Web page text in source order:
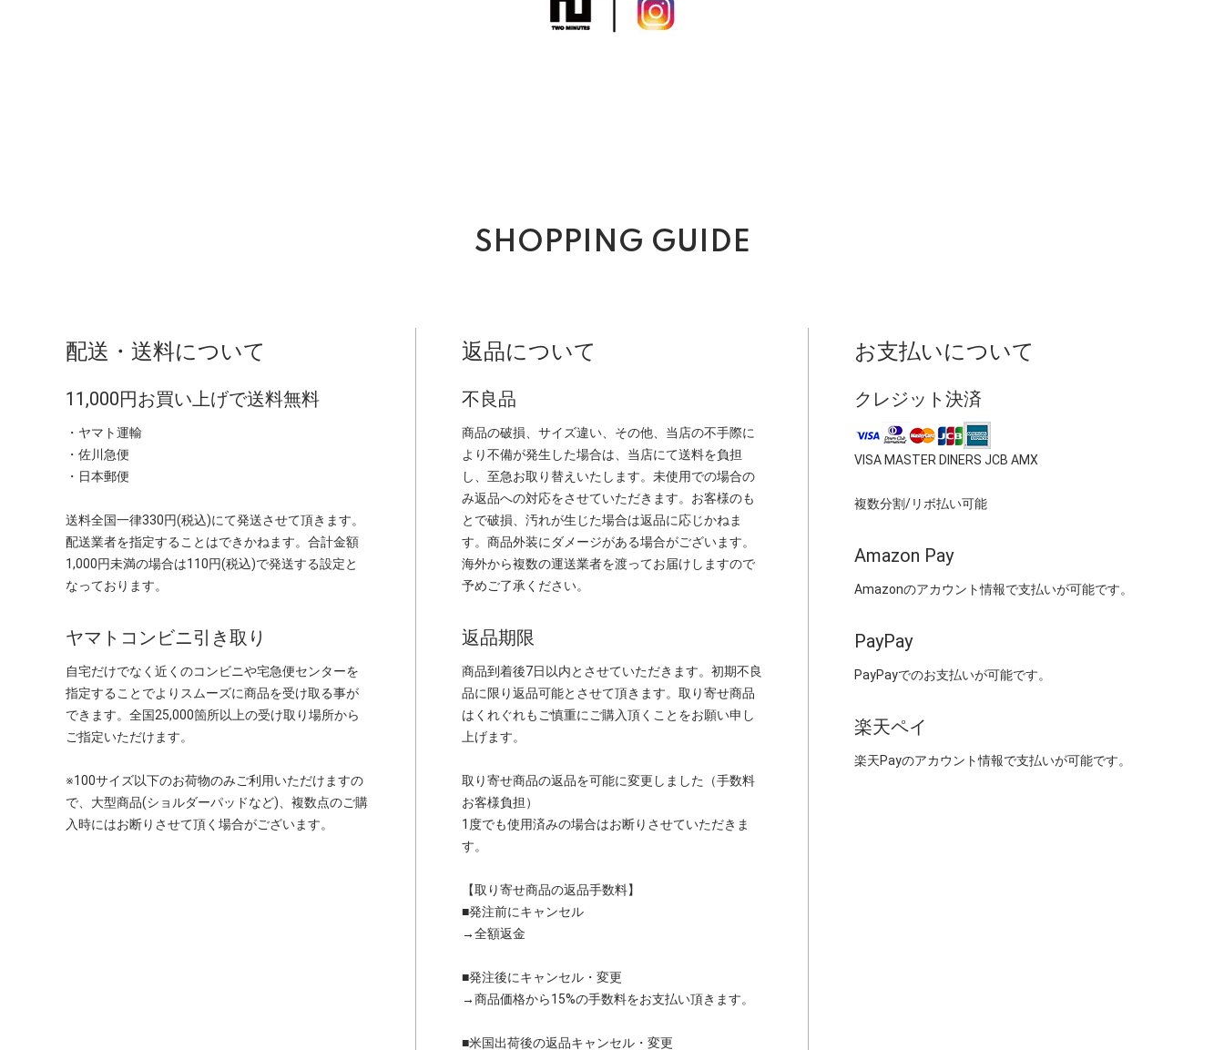
SHOPPING GUIDE
配送・送料について
11,000円お買い上げで送料無料
・ヤマト運輸
・佐川急便
・日本郵便
送料全国一律330円(税込)にて発送させて頂きます。
配送業者を指定することはできかねます。合計金額
1,000円未満の場合は110円(税込)で発送する設定と
なっております。
ヤマトコンビニ引き取り
自宅だけでなく近くのコンビニや宅急便センターを
指定することでよりスムーズに商品を受け取る事が
できます。全国25,000箇所以上の受け取り場所から
ご指定いただけます。
※100サイズ以下のお荷物のみご利用いただけますの
で、大型商品(ショルダーパッドなど)、複数点のご購
入時にはお断りさせて頂く場合がございます。
返品について
不良品
商品の破損、サイズ違い、その他、当店の不手際に
より不備が発生した場合は、当店にて送料を負担
し、至急お取り替えいたします。未使用での場合の
み返品への対応をさせていただきます。お客様のも
とで破損、汚れが生じた場合は返品に応じかねま
す。商品外装にダメージがある場合がございます。
海外から複数の運送業者を渡ってお届けしますので
予めご了承ください。
返品期限
商品到着後7日以内とさせていただきます。初期不良
品に限り返品可能とさせて頂きます。取り寄せ商品
はくれぐれもご慎重にご購入頂くことをお願い申し
上げます。
取り寄せ商品の返品を可能に変更しました（手数料
お客様負担）
1度でも使用済みの場合はお断りさせていただきま
す。
【取り寄せ商品の返品手数料】
■発注前にキャンセル
→全額返金
■発注後にキャンセル・変更
→商品価格から15%の手数料をお支払い頂きます。
■米国出荷後の返品キャンセル・変更
お支払いについて
クレジット決済
VISA MASTER DINERS JCB AMX
複数分割/リボ払い可能
Amazon Pay
Amazonのアカウント情報で支払いが可能です。
PayPay
PayPayでのお支払いが可能です。
楽天ペイ
楽天Payのアカウント情報で支払いが可能です。